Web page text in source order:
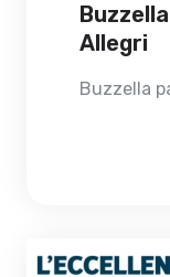
Allegri
Buzzella